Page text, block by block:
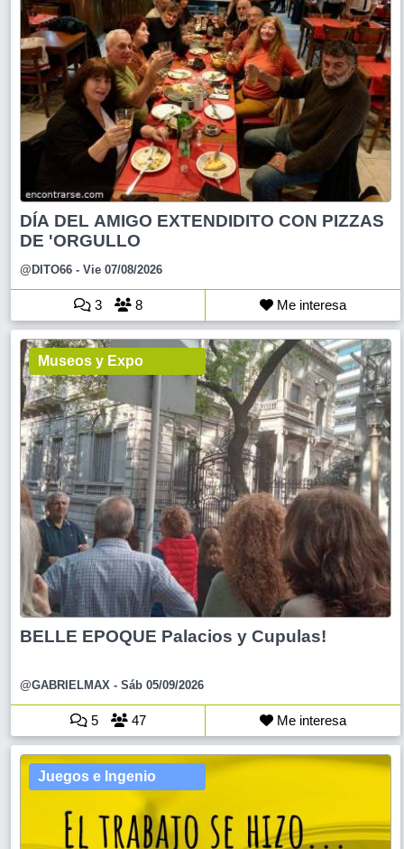
DÍA DEL AMIGO EXTENDIDITO CON PIZZAS
DE 'ORGULLO
@DITO66 - Vie 07/08/2026
3 8 Me interesa
Museos y Expo
BELLE EPOQUE Palacios y Cupulas!
@GABRIELMAX - Sáb 05/09/2026
5 47 Me interesa
Juegos e Ingenio